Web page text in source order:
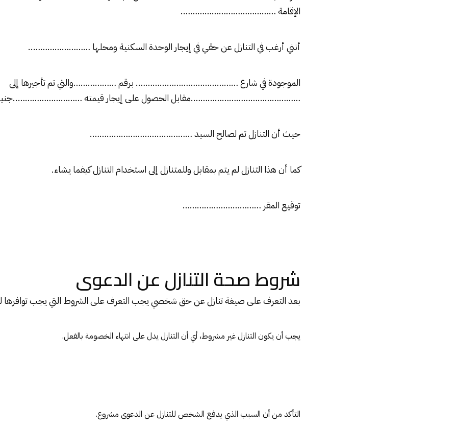
الإقامة ………………………………….
أنني أرغب في التنازل عن حقي في إيجار الوحدة السكنية ومحلها ……………………..
الموجودة في شارع ……………………………………. برقم ………………والتي تم تأجيرها إلى
……………………………………….مقابل الحصول على إيجار قيمته ………………………..جنيهًا
حيث أن التنازل تم لصالح السيد …………………………………….
كما أن هذا التنازل لم يتم بمقابل وللمتنازل إلى استخدام التنازل كيفما يشاء.
توقيع المقر ……………………………
شروط صحة التنازل عن الدعوى
بعد التعرف على صيغة تنازل عن حق شخصي يجب التعرف على الشروط التي يجب توافرها
يجب أن يكون التنازل غير مشروط، أي أن التنازل يدل على انتهاء الخصومة بالفعل.
التأكد من أن السبب الذي يدفع الشخص للتنازل عن الدعوى مشروع.